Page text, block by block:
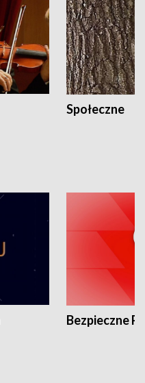
Społeczne
Bezpieczne